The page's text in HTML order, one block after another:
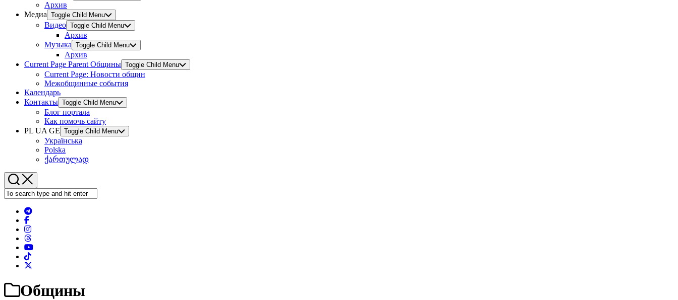
Архив
Медиа Toggle Child Menu
Видео Toggle Child Menu
Архив
Музыка Toggle Child Menu
Архив
Current Page Parent Общины Toggle Child Menu
Current Page: Новости общин
Межобщинные события
Календарь
Контакты Toggle Child Menu
Блог портала
Как помочь сайту
PL UA GE Toggle Child Menu
Українська
Polska
ქართულად
Общины